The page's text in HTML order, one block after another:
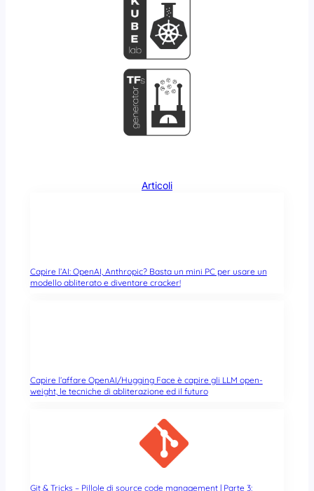
Articoli
Capire l’AI: OpenAI, Anthropic? Basta un mini PC per usare un
modello abliterato e diventare cracker!
Capire l’affare OpenAI/Hugging Face è capire gli LLM open-
weight, le tecniche di abliterazione ed il futuro
Git & Tricks – Pillole di source code management | Parte 3: